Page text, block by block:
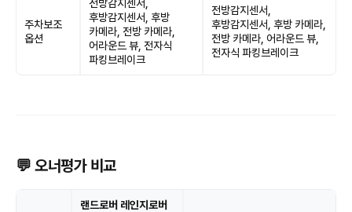
주차보조
옵션
전방감지센서,
후방감지센서, 후방
카메라, 전방 카메라,
어라운드 뷰, 전자식
파킹브레이크
전방감지센서,
후방감지센서, 후방 카메라,
전방 카메라, 어라운드 뷰,
전자식 파킹브레이크
💬 오너평가 비교
랜드로버 레인지로버